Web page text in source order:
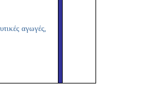
αγωγές,